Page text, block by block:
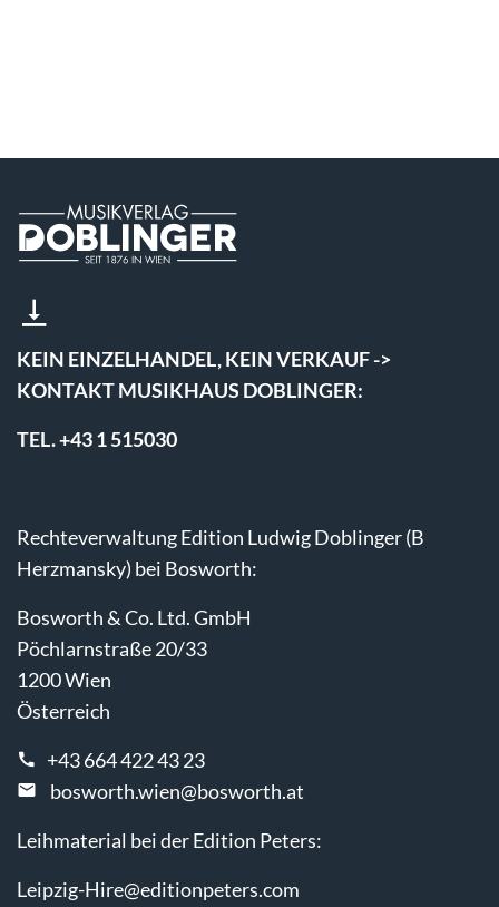
KEIN EINZELHANDEL, KEIN VERKAUF ->
KONTAKT MUSIKHAUS DOBLINGER:
TEL. +43 1 515030
Rechteverwaltung Edition Ludwig Doblinger (B
Herzmansky) bei Bosworth:
Bosworth & Co. Ltd. GmbH
Pöchlarnstraße 20/33
1200 Wien
Österreich
+43 664 422 43 23
bosworth.wien@bosworth.at
Leihmaterial bei der Edition Peters:
Leipzig-Hire@editionpeters.com